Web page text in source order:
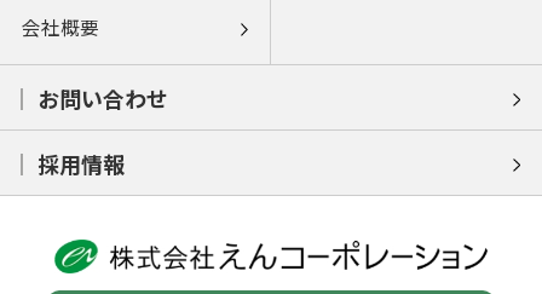
会社概要
お問い合わせ
採用情報